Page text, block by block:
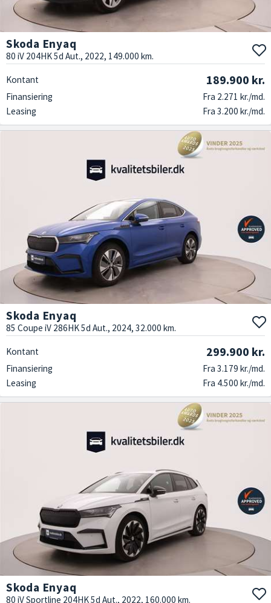
Skoda Enyaq
80 iV 204HK 5d Aut., 2022, 149.000 km.
Kontant 189.900 kr.
Finansiering
Fra 2.271 kr./md.
Leasing
Fra 3.200 kr./md.
Skoda Enyaq
85 Coupe iV 286HK 5d Aut., 2024, 32.000 km.
Kontant 299.900 kr.
Finansiering
Fra 3.179 kr./md.
Leasing
Fra 4.500 kr./md.
Skoda Enyaq
80 iV Sportline 204HK 5d Aut., 2022, 160.000 km.